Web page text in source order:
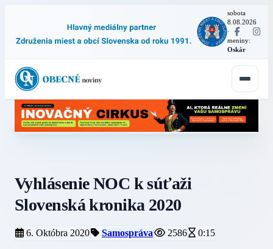
sobota
8.08.2026
·
meniny:
Oskár
Vyhlásenie NOC k súťaži
Slovenská kronika 2020
6. Októbra 2020 Samospráva 2586 0:15